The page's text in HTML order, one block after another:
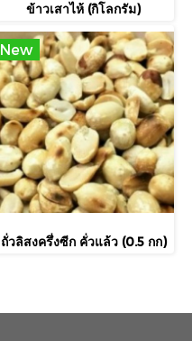
ข้าวเสาไห้ (กิโลกรัม)
New
ถั่วลิสงครึ่งซีก คั่วแล้ว (0.5 กก)